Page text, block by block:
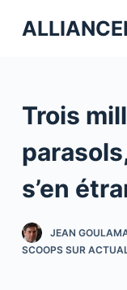
a
e
a
u
c
n
Trois
s’en
JEAN
SCOOPS SUR